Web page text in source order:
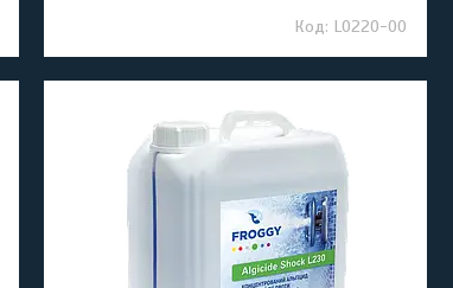
L0220-00